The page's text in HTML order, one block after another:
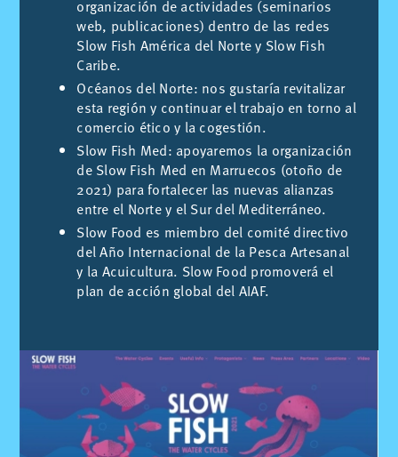
organización de actividades (seminarios
web, publicaciones) dentro de las redes
Slow Fish América del Norte y Slow Fish
Caribe.
Océanos del Norte: nos gustaría revitalizar
esta región y continuar el trabajo en torno al
comercio ético y la cogestión.
Slow Fish Med: apoyaremos la organización
de Slow Fish Med en Marruecos (otoño de
2021) para fortalecer las nuevas alianzas
entre el Norte y el Sur del Mediterráneo.
Slow Food es miembro del comité directivo
del Año Internacional de la Pesca Artesanal
y la Acuicultura. Slow Food promoverá el
plan de acción global del AIAF.